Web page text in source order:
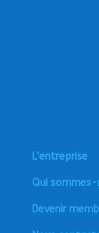
L’entreprise
Qui sommes-
Devenir